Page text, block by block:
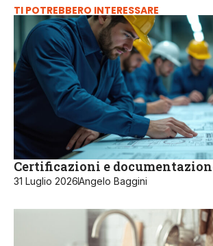
TI POTREBBERO INTERESSARE
Certificazioni e
31 Luglio 2026Angelo Baggini